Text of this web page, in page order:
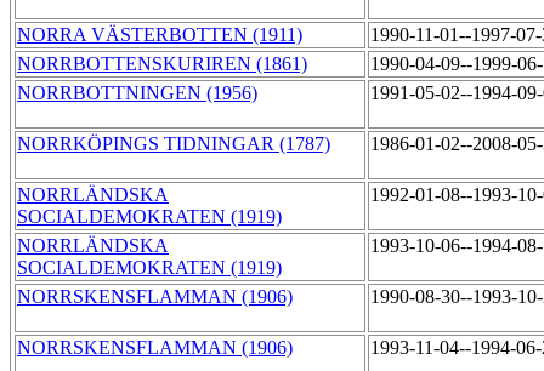
NORRA VÄSTERBOTTEN (1911)
1990-11-01--1997-
NORRBOTTENSKURIREN (1861)
1990-04-09--1999-
NORRBOTTNINGEN (1956)
1991-05-02--1994-
NORRKÖPINGS TIDNINGAR (1787) 1986-01-02--2008-
NORRLÄNDSKA
SOCIALDEMOKRATEN (1919)
1992-01-08--1993-
NORRLÄNDSKA
SOCIALDEMOKRATEN (1919)
1993-10-06--1994-
NORRSKENSFLAMMAN (1906) 1990-08-30--1993-
NORRSKENSFLAMMAN (1906) 1993-11-04--1994-